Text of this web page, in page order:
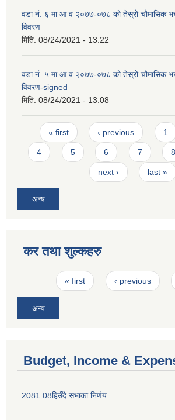
वडा न‌ं. ६ मा आ व २०७७-०७८ को तेस्रो चौमासिक
विवरण
मिति: 08/24/2021 - 13:22
वडा न‌ं. ५ मा आ व २०७७-०७८ को तेस्रो चौमासिक
विवरण-signed
मिति: 08/24/2021 - 13:08
Pages
« first ‹ previous 1
4 5 6 7 8
next › last »
अन्य
कर तथा शुल्कहरु
Pages« first ‹ previous
अन्य
Budget, Income &
2081.08हिउँदे सभाका निर्णय